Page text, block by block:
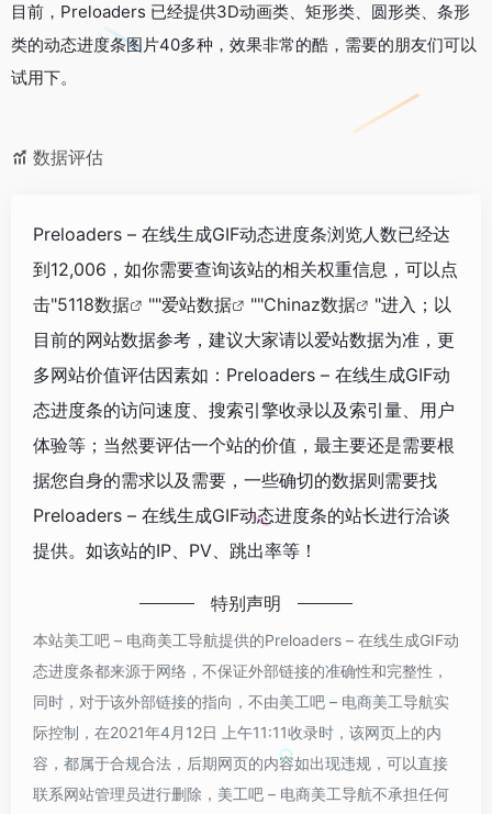
目前，Preloaders 已经提供3D动画类、矩形类、圆形类、条形
类的动态进度条图片40多种，效果非常的酷，需要的朋友们可以
试用下。
数据评估
Preloaders – 在线生成GIF动态进度条浏览人数已经达
到12,006，如你需要查询该站的相关权重信息，可以点
击"5118数据 ""爱站数据 ""Chinaz数据
"进入；以
目前的网站数据参考，建议大家请以爱站数据为准，更
多网站价值评估因素如：Preloaders – 在线生成GIF动
态进度条的访问速度、搜索引擎收录以及索引量、用户
体验等；当然要评估一个站的价值，最主要还是需要根
据您自身的需求以及需要，一些确切的数据则需要找
Preloaders – 在线生成GIF动态进度条的站长进行洽谈
提供。如该站的IP、PV、跳出率等！
特别声明
本站美工吧 – 电商美工导航提供的Preloaders – 在线生成GIF动
态进度条都来源于网络，不保证外部链接的准确性和完整性，
同时，对于该外部链接的指向，不由美工吧 – 电商美工导航实
际控制，在2021年4月12日 上午11:11收录时，该网页上的内
容，都属于合规合法，后期网页的内容如出现违规，可以直接
联系网站管理员进行删除，美工吧 – 电商美工导航不承担任何